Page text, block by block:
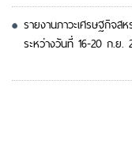
รายงานภาวะเศรษฐกิจส
ระหว่างวันที่ 16-20 ก.ย.